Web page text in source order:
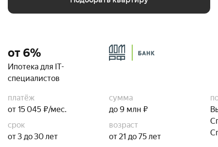
от 6%
Ипотека для IT-
специалистов
платёж
от 15 045 ₽/мес.
сумма
до 9 млн ₽
срок
от 3 до 30 лет
возраст
от 21 до 75 лет